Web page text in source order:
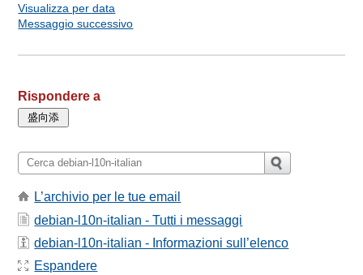
Visualizza per data
Messaggio successivo
Rispondere a
L’archivio per le tue email
debian-l10n-italian - Tutti i messaggi
debian-l10n-italian - Informazioni sull’elenco
Espandere